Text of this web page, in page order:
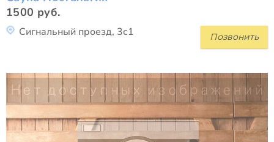
1500 руб.
Позвонить
Сигнальный проезд, 3с1